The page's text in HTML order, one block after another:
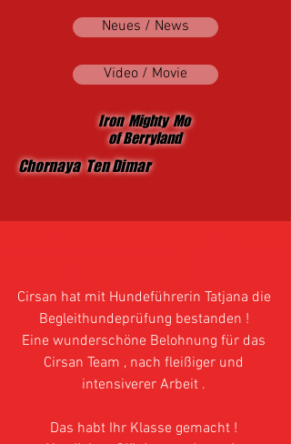
Neues / News
Video / Movie
Iron Mighty Mo
of Berryland
Chornaya Ten Dimar
Cirsan hat mit Hundeführerin Tatjana die
Begleithundeprüfung bestanden !
Eine wunderschöne Belohnung für das
Cirsan Team , nach fleißiger und
intensiverer Arbeit .
Das habt Ihr Klasse gemacht !